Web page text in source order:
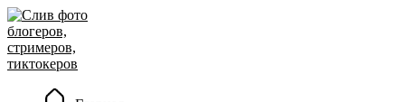
Перейти
к
содержимому